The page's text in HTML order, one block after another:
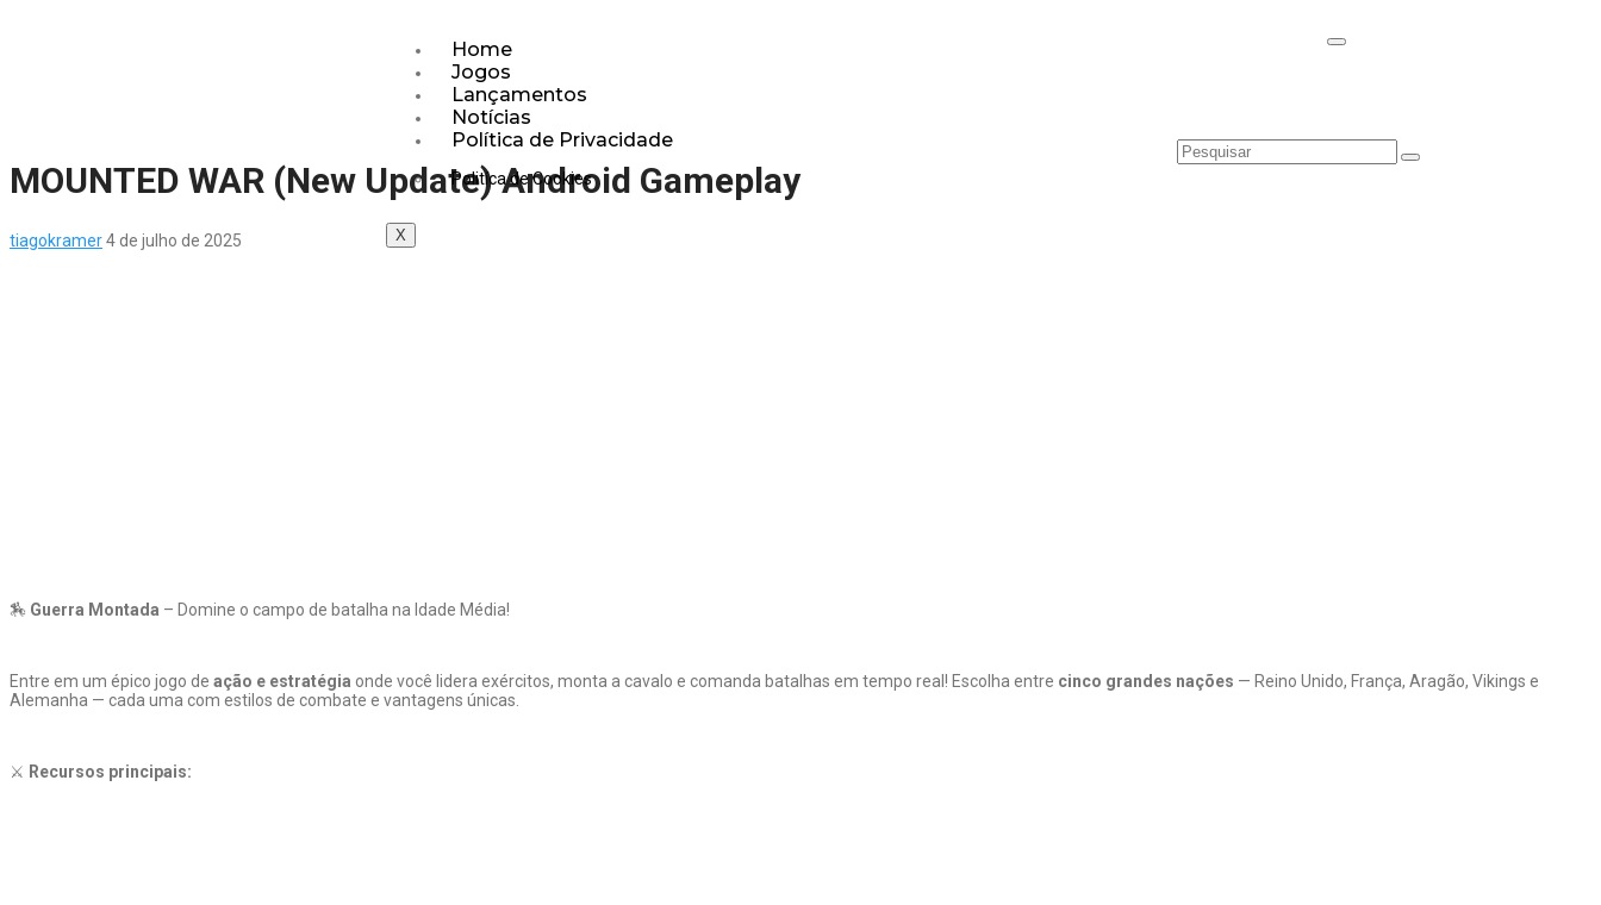
Home
Jogos
Lançamentos
Notícias
Política de Privacidade
Politíca de Cookies
X
MOUNTED WAR (New Update) Android Gameplay
tiagokramer4 de julho de 2025
🏇 Guerra Montada – Domine o campo de batalha na Idade Média!
Entre em um épico jogo de ação e estratégia onde você lidera exércitos, monta a cavalo e comanda batalhas em tempo real! Escolha entre cinco grandes nações — Reino Unido, França, Aragão, Vikings e
Alemanha — cada uma com estilos de combate e vantagens únicas.
⚔️ Recursos principais: